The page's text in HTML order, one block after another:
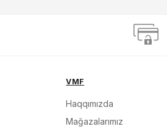
VMF
Haqqımızda
Mağazalarımız